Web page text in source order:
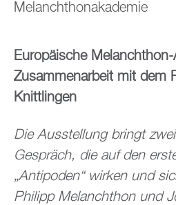
Melanchthonakademie
Europäische
Zusammenarbeit mit dem
Knittlingen
Die Ausstellung bringt
Gespräch, die auf den
„Antipoden“ wirken und
Philipp Melanchthon und